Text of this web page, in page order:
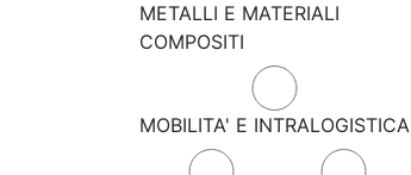
METALLI E MATERIALI
COMPOSITI
MOBILITA' E INTRALOGISTICA